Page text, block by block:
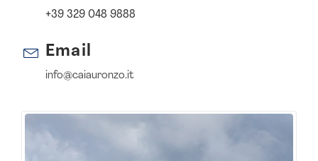
+39 329 048 9888
Email
info@caiauronzo.it